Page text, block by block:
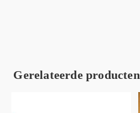
Gerelateerde producten